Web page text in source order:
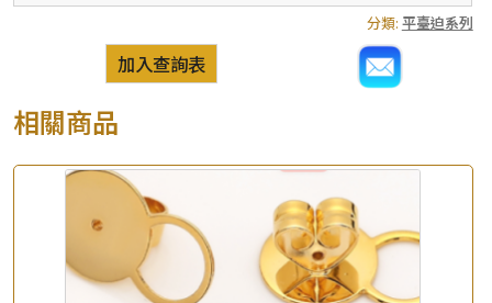
分類: 平臺迫系列
加入查詢表
相關商品